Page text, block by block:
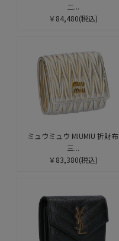
二...
￥84,480(税込)
ミュウミュウ MIUMIU 折財布
三...
￥83,380(税込)